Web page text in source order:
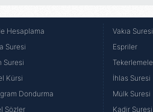
Hesaplama
Suresi
Suresi
Kürsi
Dondurma
Sözler
Vakıa Suresi
Espriler
İhlas Suresi
Mülk Suresi
Kadir Suresi